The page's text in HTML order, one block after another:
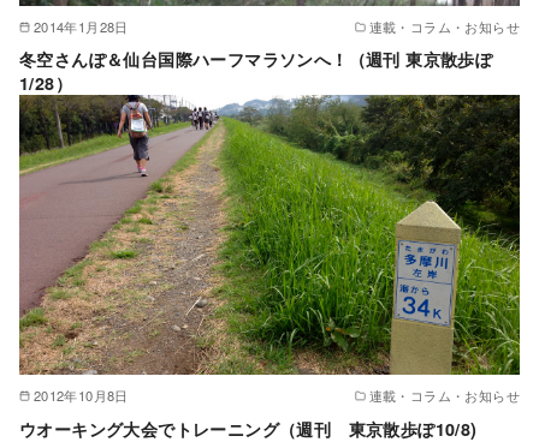
2014年1月28日 連載・コラム・お知らせ
冬空さんぽ＆仙台国際ハーフマラソンへ！（週刊 東京散歩ぽ
1/28）
2012年10月8日 連載・コラム・お知らせ
ウオーキング大会でトレーニング（週刊 東京散歩ぽ10/8)